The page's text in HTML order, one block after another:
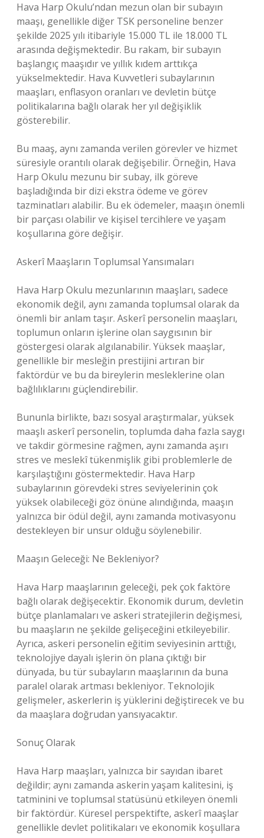
Hava Harp Okulu’ndan mezun olan bir subayın
maaşı, genellikle diğer TSK personeline benzer
şekilde 2025 yılı itibariyle 15.000 TL ile 18.000 TL
arasında değişmektedir. Bu rakam, bir subayın
başlangıç maaşıdır ve yıllık kıdem arttıkça
yükselmektedir. Hava Kuvvetleri subaylarının
maaşları, enflasyon oranları ve devletin bütçe
politikalarına bağlı olarak her yıl değişiklik
gösterebilir.
Bu maaş, aynı zamanda verilen görevler ve hizmet
süresiyle orantılı olarak değişebilir. Örneğin, Hava
Harp Okulu mezunu bir subay, ilk göreve
başladığında bir dizi ekstra ödeme ve görev
tazminatları alabilir. Bu ek ödemeler, maaşın önemli
bir parçası olabilir ve kişisel tercihlere ve yaşam
koşullarına göre değişir.
Askerî Maaşların Toplumsal Yansımaları
Hava Harp Okulu mezunlarının maaşları, sadece
ekonomik değil, aynı zamanda toplumsal olarak da
önemli bir anlam taşır. Askerî personelin maaşları,
toplumun onların işlerine olan saygısının bir
göstergesi olarak algılanabilir. Yüksek maaşlar,
genellikle bir mesleğin prestijini artıran bir
faktördür ve bu da bireylerin mesleklerine olan
bağlılıklarını güçlendirebilir.
Bununla birlikte, bazı sosyal araştırmalar, yüksek
maaşlı askerî personelin, toplumda daha fazla saygı
ve takdir görmesine rağmen, aynı zamanda aşırı
stres ve meslekî tükenmişlik gibi problemlerle de
karşılaştığını göstermektedir. Hava Harp
subaylarının görevdeki stres seviyelerinin çok
yüksek olabileceği göz önüne alındığında, maaşın
yalnızca bir ödül değil, aynı zamanda motivasyonu
destekleyen bir unsur olduğu söylenebilir.
Maaşın Geleceği: Ne Bekleniyor?
Hava Harp maaşlarının geleceği, pek çok faktöre
bağlı olarak değişecektir. Ekonomik durum, devletin
bütçe planlamaları ve askeri stratejilerin değişmesi,
bu maaşların ne şekilde gelişeceğini etkileyebilir.
Ayrıca, askeri personelin eğitim seviyesinin arttığı,
teknolojiye dayalı işlerin ön plana çıktığı bir
dünyada, bu tür subayların maaşlarının da buna
paralel olarak artması bekleniyor. Teknolojik
gelişmeler, askerlerin iş yüklerini değiştirecek ve bu
da maaşlara doğrudan yansıyacaktır.
Sonuç Olarak
Hava Harp maaşları, yalnızca bir sayıdan ibaret
değildir; aynı zamanda askerin yaşam kalitesini, iş
tatminini ve toplumsal statüsünü etkileyen önemli
bir faktördür. Küresel perspektifte, askerî maaşlar
genellikle devlet politikaları ve ekonomik koşullara